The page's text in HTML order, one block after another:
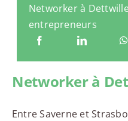
Networker à
entrepreneurs
Networker à
Entre Saverne et